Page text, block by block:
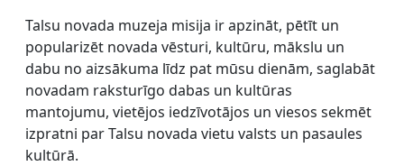
Talsu novada muzeja misija ir apzināt, pētīt un
popularizēt novada vēsturi, kultūru, mākslu un
dabu no aizsākuma līdz pat mūsu dienām, saglabāt
novadam raksturīgo dabas un kultūras
mantojumu, vietējos iedzīvotājos un viesos sekmēt
izpratni par Talsu novada vietu valsts un pasaules
kultūrā.